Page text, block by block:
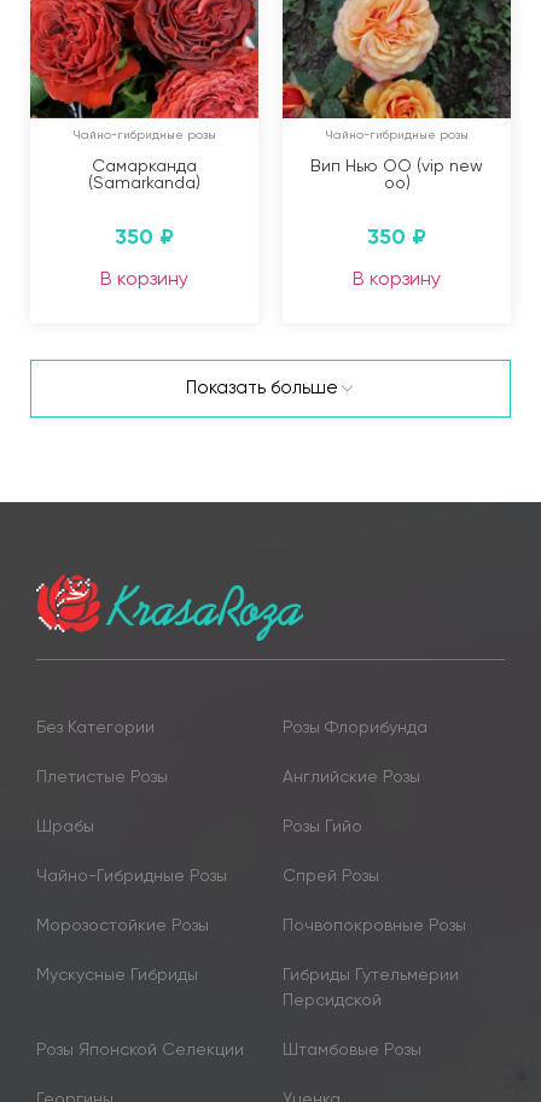
Чайно-гибридные розы
Самарканда
(Samarkanda)
350 ₽
В корзину
Чайно-гибридные розы
Вип Нью ОО (vip new
oo)
350 ₽
В корзину
Показать больше
Без Категории Розы Флорибунда
Плетистые Розы Английские Розы
Шрабы Розы Гийо
Чайно-Гибридные Розы Спрей Розы
Морозостойкие Розы Почвопокровные Розы
Мускусные Гибриды
Гибриды Гутельмерии
Персидской
Розы Японской Селекции Штамбовые Розы